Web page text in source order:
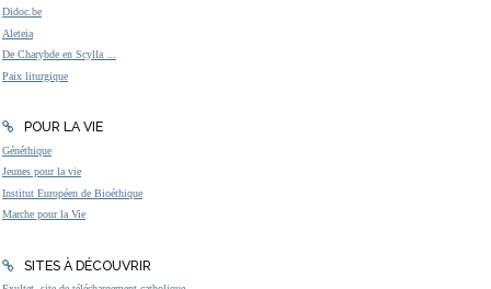
Didoc.be
Aleteia
De Charybde en Scylla ...
Paix liturgique
POUR LA VIE
Généthique
Jeunes pour la vie
Institut Européen de Bioéthique
Marche pour la Vie
SITES À DÉCOUVRIR